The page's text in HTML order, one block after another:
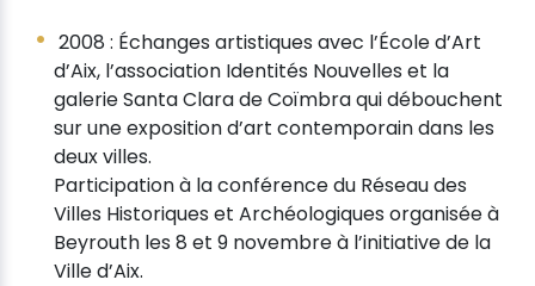
2008 : Échanges artistiques avec l’École d’Art
d’Aix, l’association Identités Nouvelles et la
galerie Santa Clara de Coïmbra qui débouchent
sur une exposition d’art contemporain dans les
deux villes.
Participation à la conférence du Réseau des
Villes Historiques et Archéologiques organisée à
Beyrouth les 8 et 9 novembre à l’initiative de la
Ville d’Aix.